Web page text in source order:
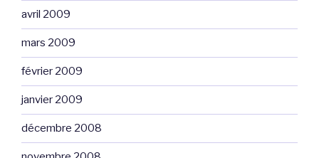
avril 2009
mars 2009
février 2009
janvier 2009
décembre 2008